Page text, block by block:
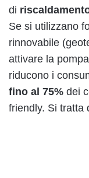
di
Se si utilizzano
rinnovabile
attivare la
riducono i
fino al 75% dei
friendly. Si tratta